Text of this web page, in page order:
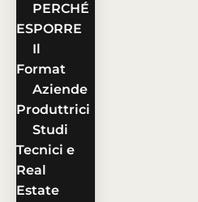
PERCHÉ
ESPORRE
Il
Format
Aziende
Produttrici
Studi
Tecnici e
Real
Estate